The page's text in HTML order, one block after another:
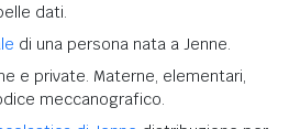
dati.
di una persona nata a Jenne.
e private. Materne, elementari,
meccanografico.